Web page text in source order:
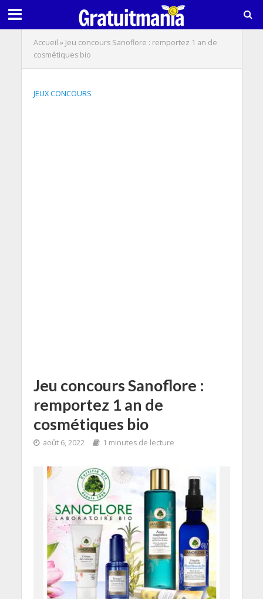
Accueil » Jeu concours Sanoflore : remportez 1 an de
cosmétiques bio
JEUX CONCOURS
Jeu concours Sanoflore :
remportez 1 an de
cosmétiques bio
août 6, 2022 1 minutes de lecture